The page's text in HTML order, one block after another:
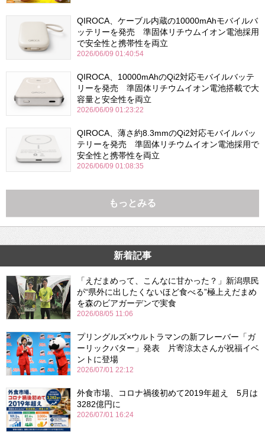
QIROCA、ケーブル内蔵の10000mAhモバイルバ
ッテリーを発売 準固体リチウムイオン電池採用
で安全性と携帯性を両立
2026/06/09 01:40:54
QIROCA、10000mAhのQi2対応モバイルバッテ
リーを発売 準固体リチウムイオン電池搭載で大
容量と安全性を両立
2026/06/09 01:23:22
QIROCA、薄さ約8.3mmのQi2対応モバイルバッ
テリーを発売 準固体リチウムイオン電池採用で
安全性と携帯性を両立
2026/06/09 01:08:35
もっとみる
新着記事
「えだまめって、こんなに甘かった？」新潟県民
が“県外に出したくないほど食べる”極上えだまめ
を森のビアガーデンで実食
2026/08/05 11:06
プリングルズ×ウルトラマンの新フレーバー「ガ
ーリックバター」発表 片寄涼太さんが祝福イベ
ントに登場
2026/07/01 22:12
外食市場、コロナ禍後初めて2019年超え 5月は
3282億円に
2026/07/01 16:24